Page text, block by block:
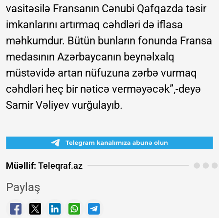
vasitəsilə Fransanın Cənubi Qafqazda təsir
imkanlarını artırmaq cəhdləri də iflasa
məhkumdur. Bütün bunların fonunda Fransa
medasının Azərbaycanın beynəlxalq
müstəvidə artan nüfuzuna zərbə vurmaq
cəhdləri heç bir nəticə verməyəcək”,-deyə
Samir Vəliyev vurğulayıb.
Müəllif: Teleqraf.az
Paylaş